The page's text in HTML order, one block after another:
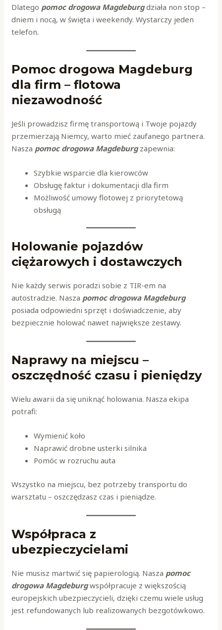
Dlatego pomoc drogowa Magdeburgdziała non stop –
dniem i nocą, w święta i weekendy. Wystarczy jeden
telefon.
Pomoc drogowa Magdeburg
dla firm – flotowa
niezawodność
Jeśli prowadzisz firmę transportową i Twoje pojazdy
przemierzają Niemcy, warto mieć zaufanego partnera.
Nasza pomoc drogowa Magdeburgzapewnia:
Szybkie wsparcie dla kierowców
Obsługę faktur i dokumentacji dla firm
Możliwość umowy flotowej z priorytetową
obsługą
Holowanie pojazdów
ciężarowych i dostawczych
Nie każdy serwis poradzi sobie z TIR-em na
autostradzie. Nasza pomoc drogowa Magdeburg
posiada odpowiedni sprzęt i doświadczenie, aby
bezpiecznie holować nawet największe zestawy.
Naprawy na miejscu –
oszczędność czasu i pieniędzy
Wielu awarii da się uniknąć holowania. Nasza ekipa
potrafi:
Wymienić koło
Naprawić drobne usterki silnika
Pomóc w rozruchu auta
Wszystko na miejscu, bez potrzeby transportu do
warsztatu – oszczędzasz czas i pieniądze.
Współpraca z
ubezpieczycielami
Nie musisz martwić się papierologią. Nasza pomoc
drogowa Magdeburgwspółpracuje z większością
europejskich ubezpieczycieli, dzięki czemu wiele usług
jest refundowanych lub realizowanych bezgotówkowo.